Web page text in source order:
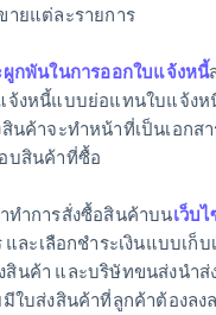
ายแต่ละรายการ
ผูกพันในการออกใบแจ้งหนี้
จ้งหนี้แบบย่อแทนใบแจ้ง
นค้าจะทำหน้าที่เป็นเอกสา
บสินค้าที่ซื้อ
ทำการสั่งซื้อสินค้าบนเว็บ
ละเลือกชำระเงินแบบเก็
สินค้า และบริษัทขนส่งนำส่
ใบส่งสินค้าที่ลูกค้าต้องลง